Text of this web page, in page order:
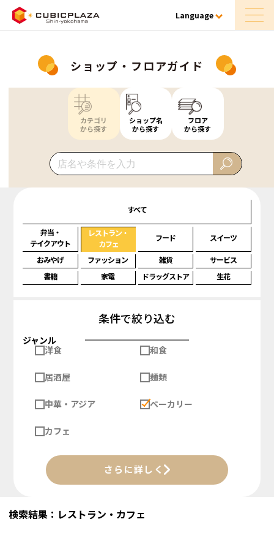
Language
ショップ・フロアガイド
カテゴリ
から探す
ショップ名
から探す
フロア
から探す
すべて
弁当・
テイクアウト
レストラン・
カフェ
フード スイーツ
おみやげ ファッション 雑貨
サービス
書籍
家電 ドラッグストア 生花
条件で絞り込む
ジャンル
洋食
和食
居酒屋 麺類
中華・アジア ベーカリー
カフェ
さらに詳しく
検索結果：レストラン・カフェ